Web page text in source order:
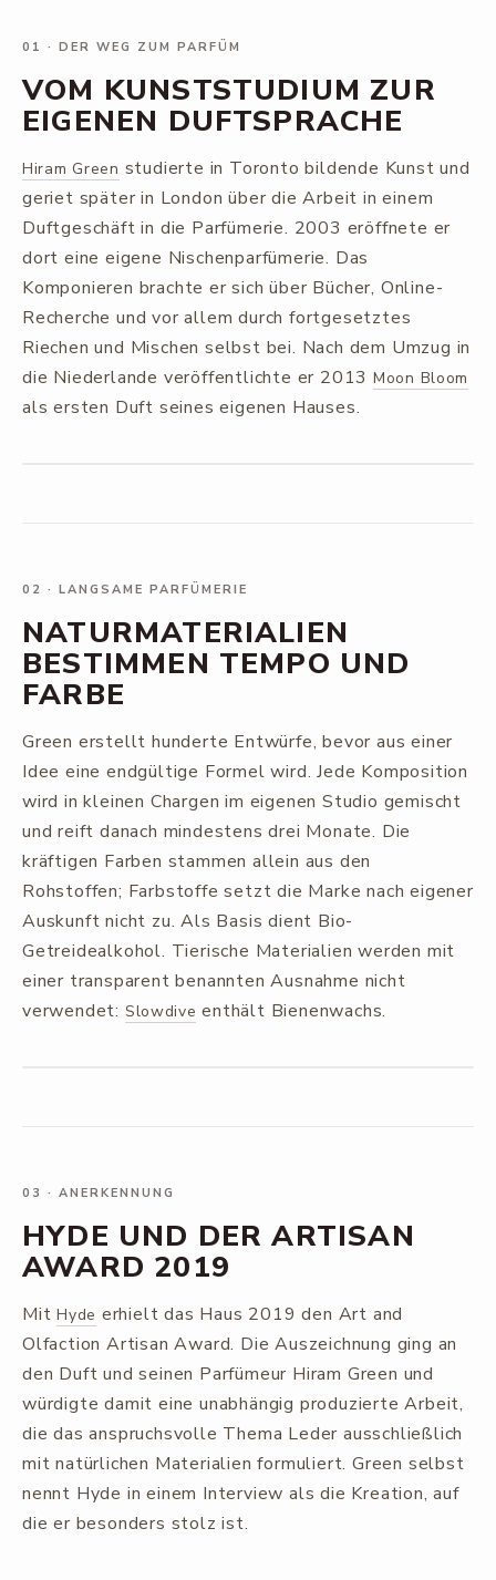
01 · DER WEG ZUM PARFÜM
VOM KUNSTSTUDIUM ZUR
EIGENEN DUFTSPRACHE
Hiram Green studierte in Toronto bildende Kunst und
geriet später in London über die Arbeit in einem
Duftgeschäft in die Parfümerie. 2003 eröffnete er
dort eine eigene Nischenparfümerie. Das
Komponieren brachte er sich über Bücher, Online-
Recherche und vor allem durch fortgesetztes
Riechen und Mischen selbst bei. Nach dem Umzug in
die Niederlande veröffentlichte er 2013 Moon Bloom
als ersten Duft seines eigenen Hauses.
02 · LANGSAME PARFÜMERIE
NATURMATERIALIEN
BESTIMMEN TEMPO UND
FARBE
Green erstellt hunderte Entwürfe, bevor aus einer
Idee eine endgültige Formel wird. Jede Komposition
wird in kleinen Chargen im eigenen Studio gemischt
und reift danach mindestens drei Monate. Die
kräftigen Farben stammen allein aus den
Rohstoffen; Farbstoffe setzt die Marke nach eigener
Auskunft nicht zu. Als Basis dient Bio-
Getreidealkohol. Tierische Materialien werden mit
einer transparent benannten Ausnahme nicht
verwendet: Slowdive enthält Bienenwachs.
03 · ANERKENNUNG
HYDE UND DER ARTISAN
AWARD 2019
MitHyde erhielt das Haus 2019 den Art and
Olfaction Artisan Award. Die Auszeichnung ging an
den Duft und seinen Parfümeur Hiram Green und
würdigte damit eine unabhängig produzierte Arbeit,
die das anspruchsvolle Thema Leder ausschließlich
mit natürlichen Materialien formuliert. Green selbst
nennt Hyde in einem Interview als die Kreation, auf
die er besonders stolz ist.